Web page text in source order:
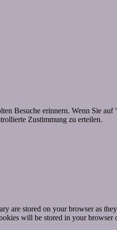
Besuche erinnern. Wenn Sie
Zustimmung zu erteilen.
are stored on your browser as
will be stored in your